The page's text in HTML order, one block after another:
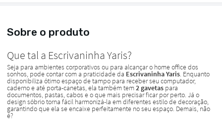
Sobre o produto